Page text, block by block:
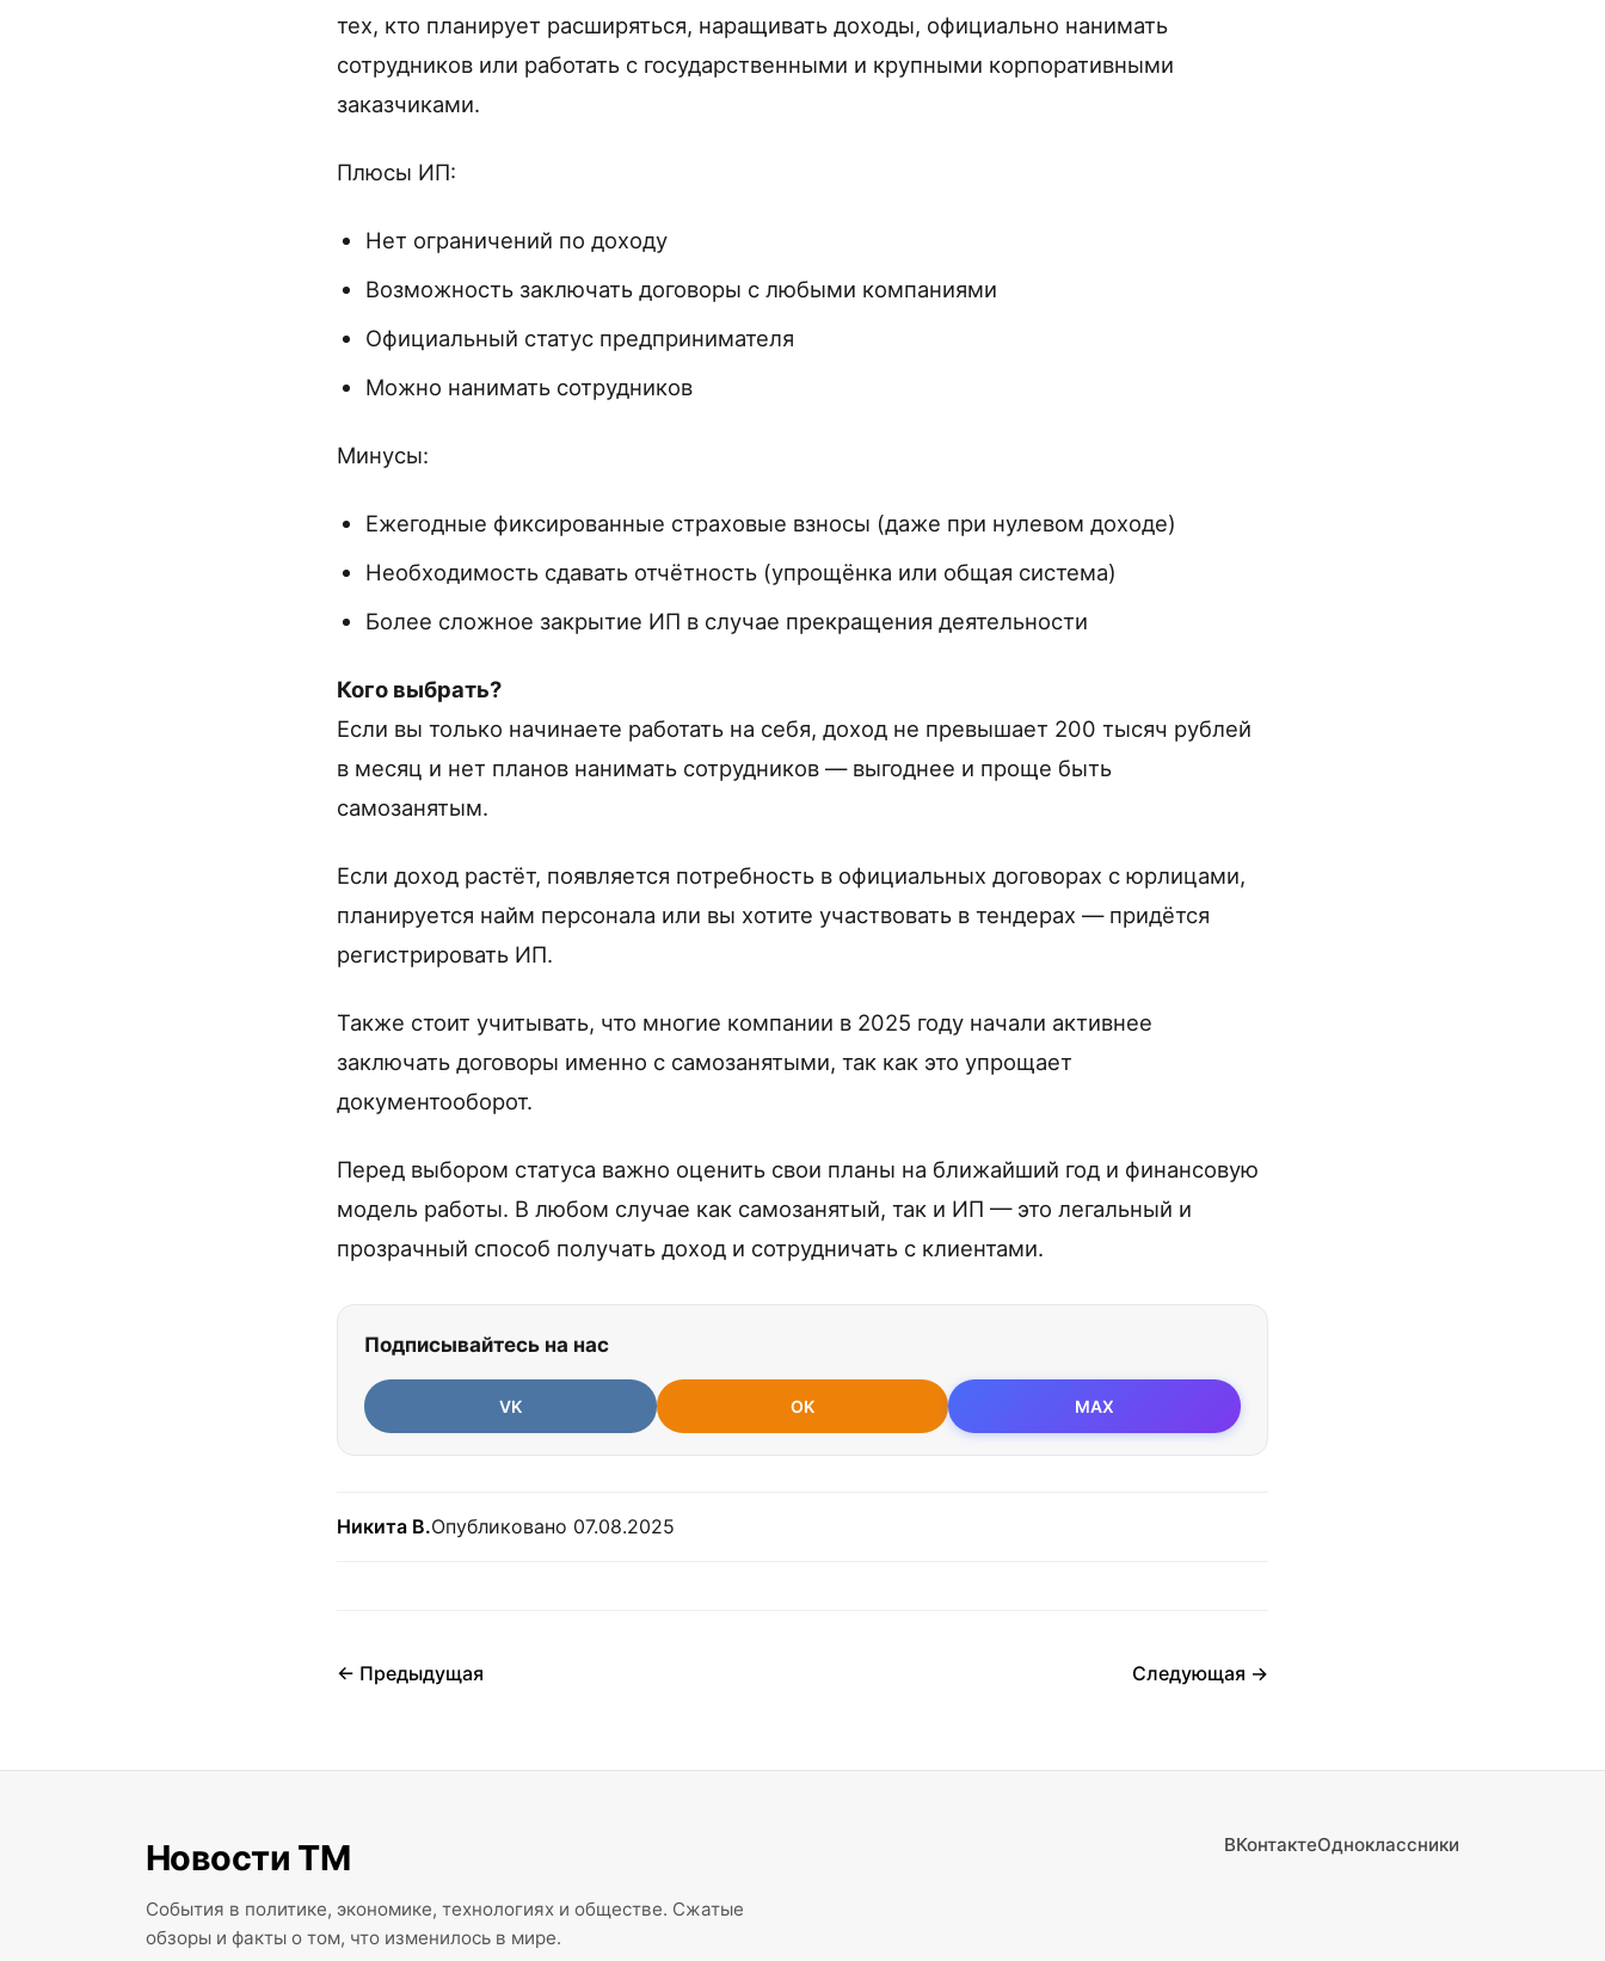
тех, кто планирует расширяться, наращивать доходы, официально нанимать
сотрудников или работать с государственными и крупными корпоративными
заказчиками.
Плюсы ИП:
Нет ограничений по доходу
Возможность заключать договоры с любыми компаниями
Официальный статус предпринимателя
Можно нанимать сотрудников
Минусы:
Ежегодные фиксированные страховые взносы (даже при нулевом доходе)
Необходимость сдавать отчётность (упрощёнка или общая система)
Более сложное закрытие ИП в случае прекращения деятельности
Кого выбрать?
Если вы только начинаете работать на себя, доход не превышает 200 тысяч рублей
в месяц и нет планов нанимать сотрудников — выгоднее и проще быть
самозанятым.
Если доход растёт, появляется потребность в официальных договорах с юрлицами,
планируется найм персонала или вы хотите участвовать в тендерах — придётся
регистрировать ИП.
Также стоит учитывать, что многие компании в 2025 году начали активнее
заключать договоры именно с самозанятыми, так как это упрощает
документооборот.
Перед выбором статуса важно оценить свои планы на ближайший год и финансовую
модель работы. В любом случае как самозанятый, так и ИП — это легальный и
прозрачный способ получать доход и сотрудничать с клиентами.
Подписывайтесь на нас
VK OK MAX
Никита В.Опубликовано 07.08.2025
← Предыдущая Следующая →
Новости ТМ
События в политике, экономике, технологиях и обществе. Сжатые
обзоры и факты о том, что изменилось в мире.
ВКонтактеОдноклассники